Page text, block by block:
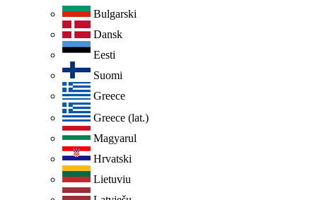
Bulgarski
Dansk
Eesti
Suomi
Greece
Greece (lat.)
Magyarul
Hrvatski
Lietuviu